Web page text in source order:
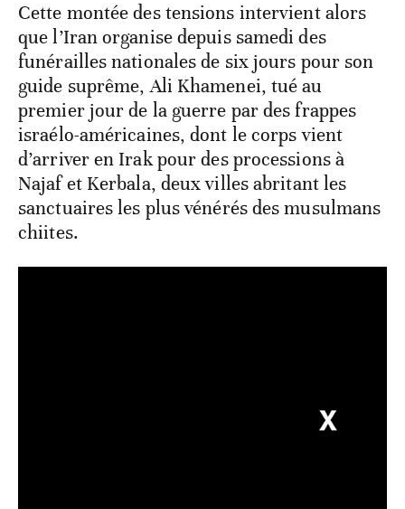
Cette montée des tensions intervient alors
que l’Iran organise depuis samedi des
funérailles nationales de six jours pour son
guide suprême, Ali Khamenei, tué au
premier jour de la guerre par des frappes
israélo-américaines, dont le corps vient
d’arriver en Irak pour des processions à
Najaf et Kerbala, deux villes abritant les
sanctuaires les plus vénérés des musulmans
chiites.